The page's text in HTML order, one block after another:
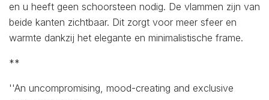
en u heeft geen schoorsteen nodig. De vlammen zijn van
beide kanten zichtbaar. Dit zorgt voor meer sfeer en
warmte dankzij het elegante en minimalistische frame.
**
''An uncompromising, mood-creating and exclusive